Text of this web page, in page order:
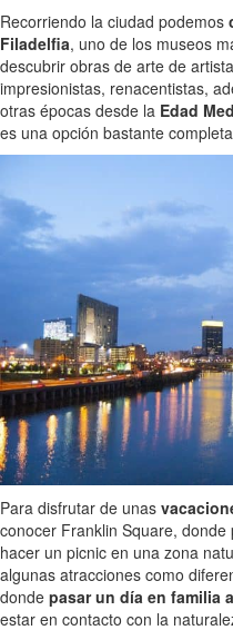
Recorriendo la ciudad podemos
Filadelfia, uno de los museos
descubrir obras de arte de
impresionistas, renacentistas,
otras épocas desde la Edad
es una opción bastante
Para disfrutar de unas
conocer Franklin Square,
hacer un picnic en una zona
algunas atracciones como
donde pasar un día en familia
estar en contacto con la